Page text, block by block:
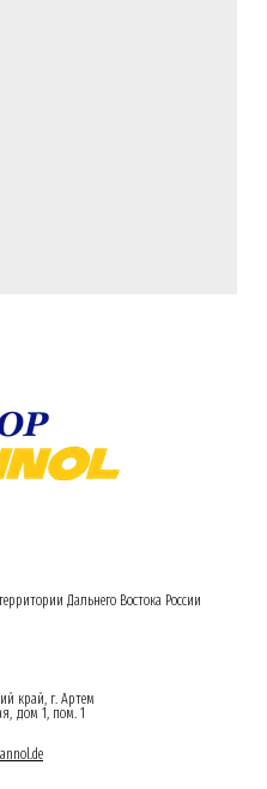
Дальнего Востока России
край, г. Артем
дом 1, пом. 1